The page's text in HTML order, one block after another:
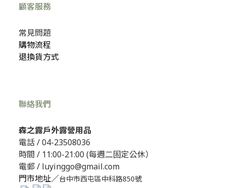
顧客服務
常見問題
購物流程
退換貨方式
聯絡我們
森之露戶外露營用品
電話 /04-23508036
時間 / 11:00-21:00 (每週二固定公休）
電郵 / luyinggo@gmail.com
門市地址／台中市西屯區中科路850號